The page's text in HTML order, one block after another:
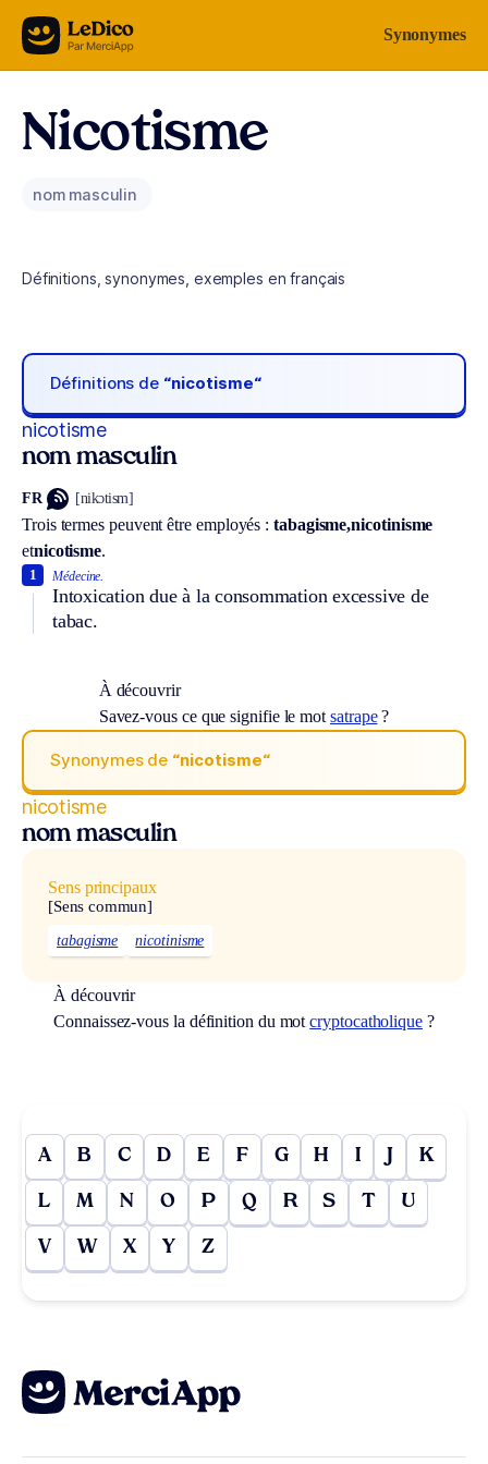
Aller au contenu Synonymes
Nicotisme
nom masculin
Définitions, synonymes, exemples en français
Définitions de “nicotisme“
nicotisme
nom masculin
FR [nikɔtism]
Trois termes peuvent être employés :tabagisme,nicotinisme
etnicotisme.
Médecine.
Intoxication due à la consommation excessive de
tabac.
1
À découvrir
Savez-vous ce que signifie le mot satrape?
Synonymes de “nicotisme“
nicotisme
nom masculin
Sens principaux
[Sens commun]
tabagisme nicotinisme
À découvrir
Connaissez-vous la définition du motcryptocatholique?
A B C D E F G H I J K
L M N O P Q R S T U
V W X Y Z